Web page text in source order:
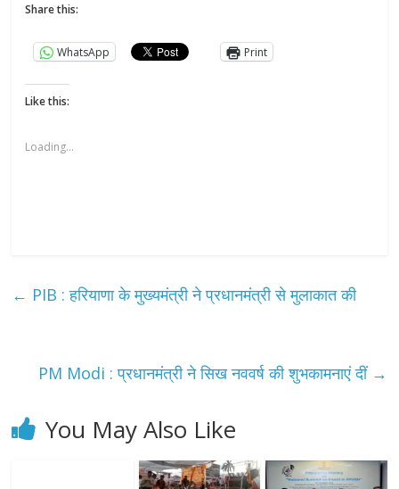
Share this:
WhatsApp Print
Like this:
Loading...
← PIB : हरियाणा के मुख्यमंत्री ने प्रधानमंत्री से मुलाकात की
PM Modi : प्रधानमंत्री ने सिख नववर्ष की शुभकामनाएं दीं →
You May Also Like